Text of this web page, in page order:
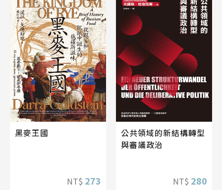
黑麥王國
NT$ 273
公共領域的新結構轉型
與審議政治
NT$ 280